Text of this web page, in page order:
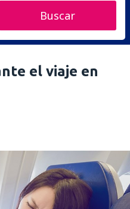
Buscar
el viaje en